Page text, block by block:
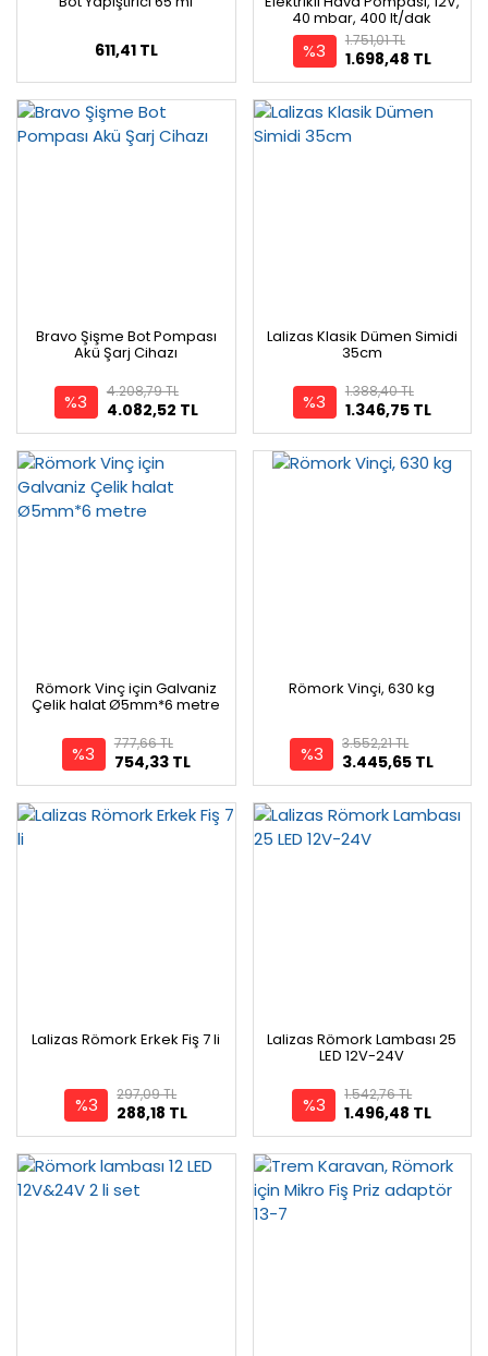
611,41 TL
40 mbar, 400 lt/dak
%3 1.698,48 TL
1.751,01 TL
Bravo Şişme Bot Pompası
Akü Şarj Cihazı
%3 4.082,52 TL
4.208,79 TL
Lalizas Klasik Dümen Simidi
35cm
%3 1.346,75 TL
1.388,40 TL
Römork Vinç için Galvaniz
Çelik halat Ø5mm*6 metre
%3 754,33 TL
777,66 TL
Römork Vinçi, 630 kg
%3 3.445,65 TL
3.552,21 TL
Lalizas Römork Erkek Fiş 7 li
%3 288,18 TL
297,09 TL
Lalizas Römork Lambası 25
LED 12V-24V
%3 1.496,48 TL
1.542,76 TL